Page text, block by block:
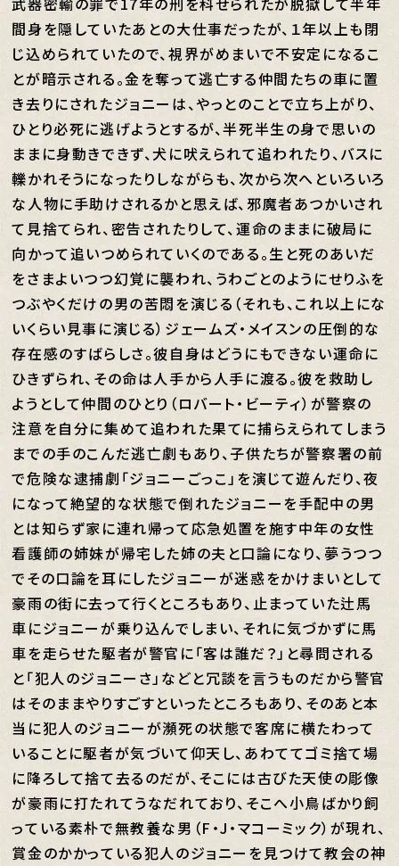
間身を隠していたあとの大仕事だったが、１年以上も閉
じ込められていたので、視界がめまいで不安定になるこ
とが暗示される。金を奪って逃亡する仲間たちの車に置
き去りにされたジョニーは、やっとのことで立ち上がり、
ひとり必死に逃げようとするが、半死半生の身で思いの
ままに身動きできず、犬に吠えられて追われたり、バスに
轢かれそうになったりしながらも、次から次へといろいろ
な人物に手助けされるかと思えば、邪魔者あつかいされ
て見捨てられ、密告されたりして、運命のままに破局に
向かって追いつめられていくのである。生と死のあいだ
をさまよいつつ幻覚に襲われ、うわごとのようにせりふを
つぶやくだけの男の苦悶を演じる（それも、これ以上にな
いくらい見事に演じる）ジェームズ・メイスンの圧倒的な
存在感のすばらしさ。彼自身はどうにもできない運命に
ひきずられ、その命は人手から人手に渡る。彼を救助し
ようとして仲間のひとり（ロバート・ビーティ）が警察の
注意を自分に集めて追われた果てに捕らえられてしまう
までの手のこんだ逃亡劇もあり、子供たちが警察署の前
で危険な逮捕劇「ジョニーごっこ」を演じて遊んだり、夜
になって絶望的な状態で倒れたジョニーを手配中の男
とは知らず家に連れ帰って応急処置を施す中年の女性
看護師の姉妹が帰宅した姉の夫と口論になり、夢うつつ
でその口論を耳にしたジョニーが迷惑をかけまいとして
豪雨の街に去って行くところもあり、止まっていた辻馬
車にジョニーが乗り込んでしまい、それに気づかずに馬
車を走らせた駆者が警官に「客は誰だ？」と尋問される
と「犯人のジョニーさ」などと冗談を言うものだから警官
はそのままやりすごすといったところもあり、そのあと本
当に犯人のジョニーが瀕死の状態で客席に横たわって
いることに駆者が気づいて仰天し、あわててゴミ捨て場
に降ろして捨て去るのだが、そこには古びた天使の彫像
が豪雨に打たれてうなだれており、そこへ小鳥ばかり飼
っている素朴で無教養な男（F・J・マコーミック）が現れ、
賞金のかかっている犯人のジョニーを見つけて教会の神